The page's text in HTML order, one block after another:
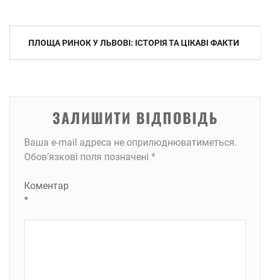
Навігація
ПЛОЩА РИНОК У ЛЬВОВІ: ІСТОРІЯ ТА ЦІКАВІ ФАКТИ
ЗАЛИШИТИ ВІДПОВІДЬ
Ваша e-mail адреса не оприлюднюватиметься.
Обов’язкові поля позначені *
Коментар
*